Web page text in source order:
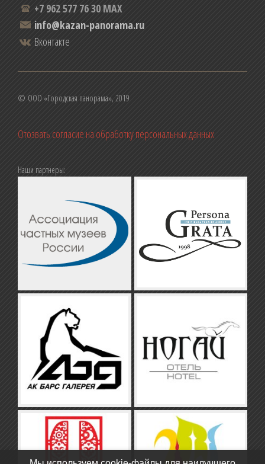
+7 962 577 76 30 MAX
info@kazan-panorama.ru
Вконтакте
© ООО «Городская панорама», 2019
Отозвать согласие на обработку персональных данных
Наши партнеры: